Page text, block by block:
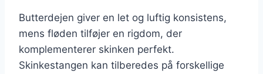
Butterdejen giver en let og luftig konsistens,
mens fløden tilføjer en rigdom, der
komplementerer skinken perfekt.
Skinkestangen kan tilberedes på forskellige